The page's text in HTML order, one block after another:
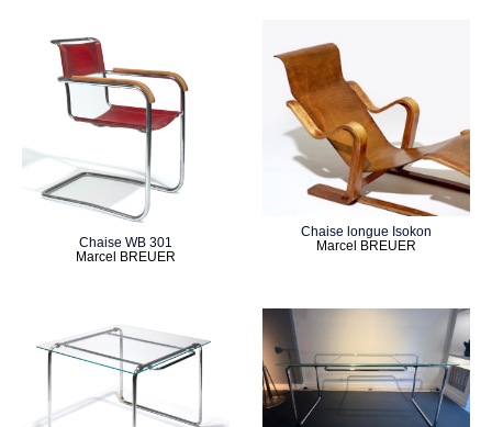
Chaise WB 301
Marcel BREUER
Chaise longue Isokon
Marcel BREUER